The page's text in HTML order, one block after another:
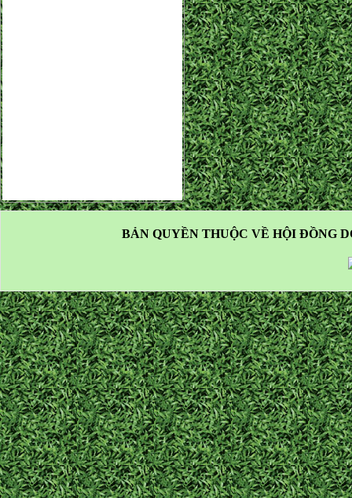
BẢN QUYỀN THUỘC VỀ HỘI ĐỒNG